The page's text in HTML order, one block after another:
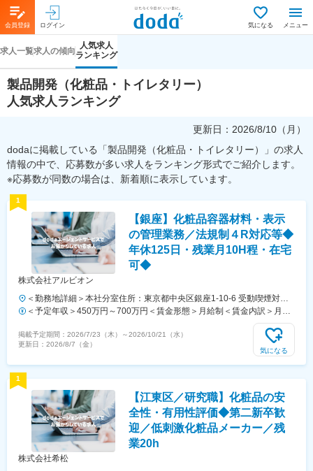
会員登録 ログイン 気になる メニュー
求人一覧求人の傾向
人気求人
ランキング
製品開発（化粧品・トイレタリー）
人気求人ランキング
更新日： 2026/8/10（月）
dodaに掲載している「製品開発（化粧品・トイレタリー）」の求人
情報の中で、応募数が多い求人をランキング形式でご紹介します。
※応募数が同数の場合は、新着順に表示しています。
1
【銀座】化粧品容器材料・表示
の管理業務／法規制４R対応等◆
年休125日・残業月10H程・在宅
可◆
株式会社アルビオン
＜勤務地詳細＞本社分室住所：東京都中央区銀座1-10-6 受動喫煙対
策：屋内全面禁煙変更の範囲：会社の定める事業所（リモートワーク含
＜予定年収＞450万円～700万円＜賃金形態＞月給制＜賃金内訳＞月額
（基本給）：300,000円～450,000円その他固定手当/月：20,000円～
40,000円＜月給＞320,000円～490,000円＜昇給有無＞有＜残業手当＞
有＜給与補足＞※上記年収は月例賃金12か月+賞与＋残業代含む※経験・
掲載予定期間： 2026/7/23（木） ～2026/10/21（水）
更新日： 2026/8/7（金）
気になる
1
【江東区／研究職】化粧品の安
全性・有用性評価◆第二新卒歓
迎／低刺激化粧品メーカー／残
業20h
株式会社希松